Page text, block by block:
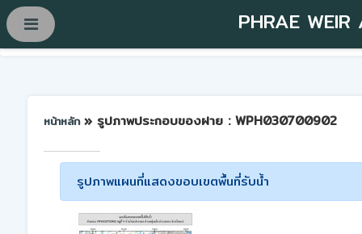
PHRAE WEIR
หน้าหลัก » รูปภาพประกอบของฝาย : WPH030700902
รูปภาพแผนที่แสดงขอบเขตพื้นที่รับน้ำ